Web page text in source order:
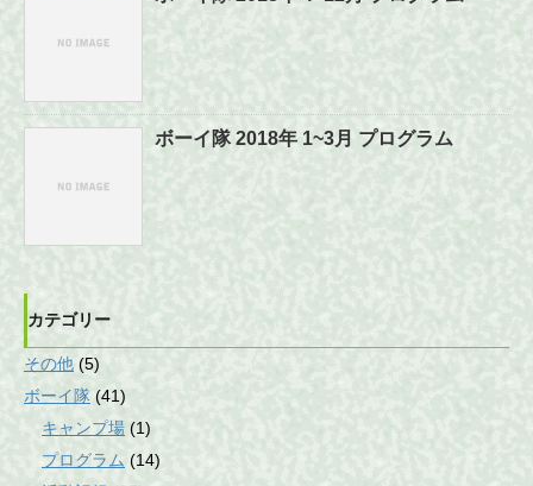
ボーイ隊 2018年 1~3月 プログラム
カテゴリー
その他 (5)
ボーイ隊 (41)
キャンプ場 (1)
プログラム (14)